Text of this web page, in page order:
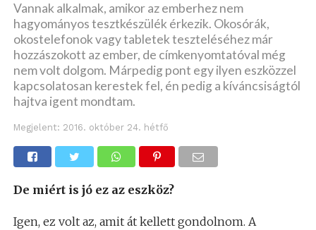
Vannak alkalmak, amikor az emberhez nem
hagyományos tesztkészülék érkezik. Okosórák,
okostelefonok vagy tabletek teszteléséhez már
hozzászokott az ember, de címkenyomtatóval még
nem volt dolgom. Márpedig pont egy ilyen eszközzel
kapcsolatosan kerestek fel, én pedig a kíváncsiságtól
hajtva igent mondtam.
Megjelent: 2016. október 24. hétfő
De miért is jó ez az eszköz?
Igen, ez volt az, amit át kellett gondolnom. A